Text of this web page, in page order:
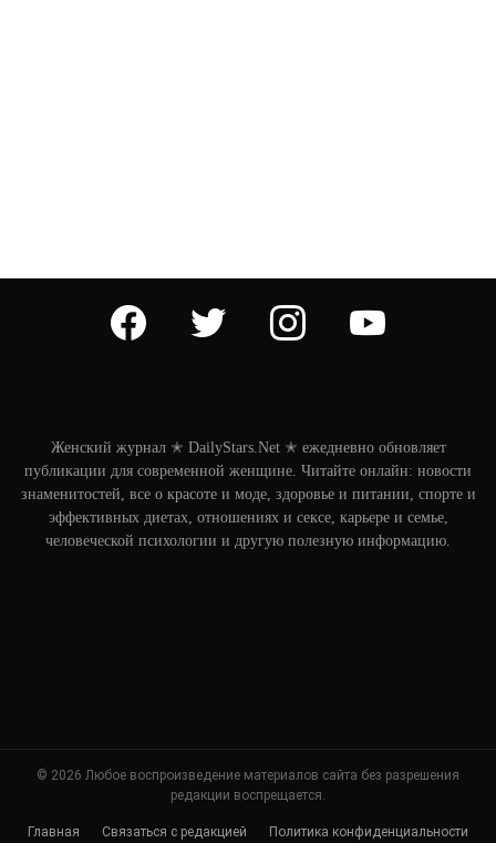
facebook twitter instagram
Женский журнал ✭ DailyStars.Net ✭ ежедневно обновляет
публикации для современной женщине. Читайте онлайн: новости
знаменитостей, все о красоте и моде, здоровье и питании, спорте и
эффективных диетах, отношениях и сексе, карьере и семье,
человеческой психологии и другую полезную информацию.
© 2026 Любое воспроизведение материалов сайта без разрешения
редакции воспрещается.
Главная Связаться с редакцией Политика конфиденциальности